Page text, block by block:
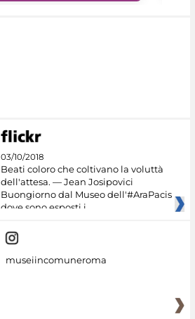
03/10/2018
Beati coloro che coltivano la voluttà
dell'attesa. — Jean Josipovici
Buongiorno dal Museo dell'#AraPacis
dove sono esposti i
museiincomuneroma